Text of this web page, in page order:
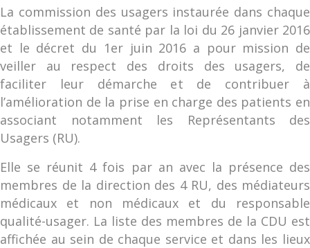
La commission des usagers instaurée dans chaque
établissement de santé par la loi du 26 janvier 2016
et le décret du 1er juin 2016 a pour mission de
veiller au respect des droits des usagers, de
faciliter leur démarche et de contribuer à
l’amélioration de la prise en charge des patients en
associant notamment les Représentants des
Usagers (RU).
Elle se réunit 4 fois par an avec la présence des
membres de la direction des 4 RU, des médiateurs
médicaux et non médicaux et du responsable
qualité-usager. La liste des membres de la CDU est
affichée au sein de chaque service et dans les lieux